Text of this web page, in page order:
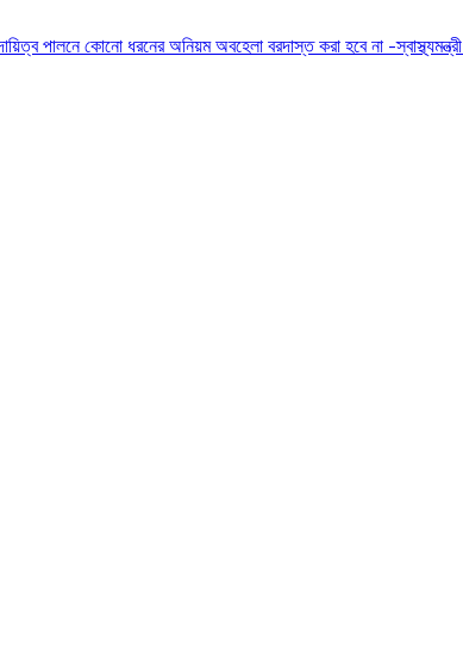
পালনে কোনো ধরনের অনিয়ম অবহেলা বরদাস্ত করা হবে না -স্বাস্থ্যমন্ত্রী